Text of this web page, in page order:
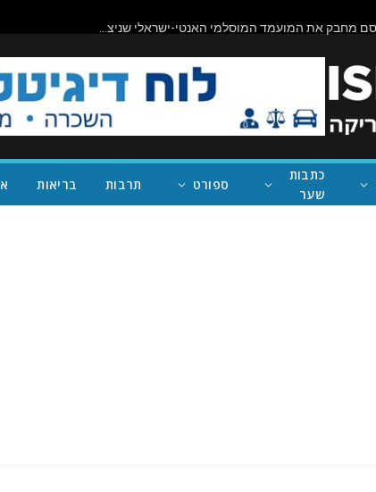
תיראו מופתעים: ניוסם מחבק את המועמד המוסלמי האנטי-ישראלי שניצח במישיגן; ככה נעצור את טראמפ
כתבות
שער
ספורט תרבות בריאות